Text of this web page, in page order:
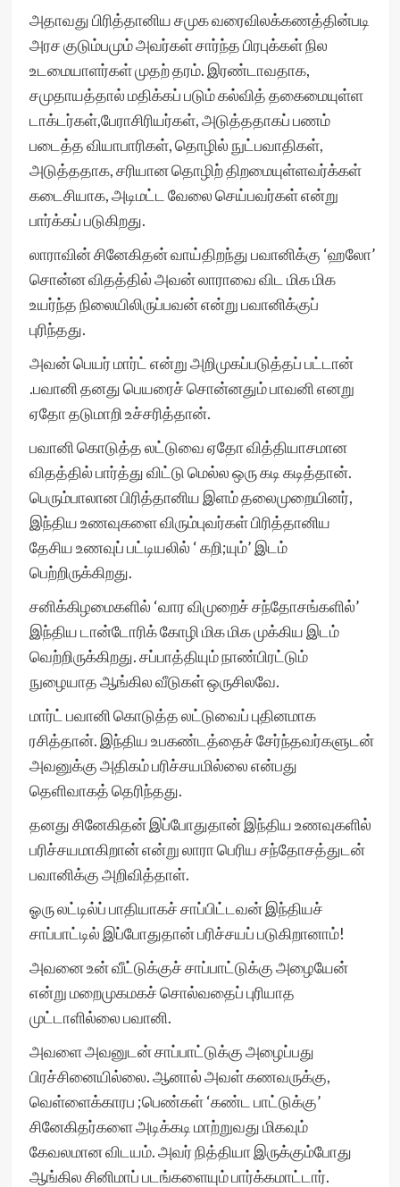
அதாவது பிரித்தானிய சமுக வரைவிலக்கணத்தின்படி
அரச குடும்பமும் அவர்கள் சார்ந்த பிரபுக்கள் நில
உடமையாளர்கள் முதற் தரம். இரண்டாவதாக,
சமுதாயத்தால் மதிக்கப் படும் கல்வித் தகைமையுள்ள
டாக்டர்கள்,பேராசிரியர்கள், அடுத்ததாகப் பணம்
படைத்த வியாபாரிகள், தொழில் நுட்பவாதிகள்,
அடுத்ததாக, சரியான தொழிற் திறமையுள்ளவர்க்கள்
கடைசியாக, அடிமட்ட வேலை செய்பவர்கள் என்று
பார்க்கப் படுகிறது.
லாராவின் சினேகிதன் வாய்திறந்து பவானிக்கு ‘ஹலோ’
சொன்ன விதத்தில் அவன் லாராவை விட மிக மிக
உயர்ந்த நிலையிலிருப்பவன் என்று பவானிக்குப்
புரிந்தது.
அவன் பெயர் மார்ட் என்று அறிமுகப்படுத்தப் பட்டான்
.பவானி தனது பெயரைச் சொன்னதும் பாவனி எனறு
ஏதோ தடுமாறி உச்சரித்தான்.
பவானி கொடுத்த லட்டுவை ஏதோ வித்தியாசமான
விதத்தில் பார்த்து விட்டு மெல்ல ஒரு கடி கடித்தான்.
பெரும்பாலான பிரித்தானிய இளம் தலைமுறையினர்,
இந்திய உணவுகளை விரும்புவர்கள் பிரித்தானிய
தேசிய உணவுப் பட்டியலில் ‘ கறி;யும்’ இடம்
பெற்றிருக்கிறது.
சனிக்கிழமைகளில் ‘வார விமுறைச் சந்தோசங்களில்’
இந்திய டான்டோரிக் கோழி மிக மிக முக்கிய இடம்
வெற்றிருக்கிறது. சப்பாத்தியும் நாண்பிரட்டும்
நுழையாத ஆங்கில வீடுகள் ஒருசிலவே.
மார்ட் பவானி கொடுத்த லட்டுவைப் புதினமாக
ரசித்தான். இந்திய உபகண்டத்தைச் சேர்ந்தவர்களுடன்
அவனுக்கு அதிகம் பரிச்சயமில்லை என்பது
தெளிவாகத் தெரிந்தது.
தனது சினேகிதன் இப்போதுதான் இந்திய உணவுகளில்
பரிச்சயமாகிறான் என்று லாரா பெரிய சந்தோசத்துடன்
பவானிக்கு அறிவித்தாள்.
ஓரு லட்டில்ப் பாதியாகச் சாப்பிட்டவன் இந்தியச்
சாப்பாட்டில் இப்போதுதான் பரிச்சயப் படுகிறானாம்!
அவனை உன் வீட்டுக்குச் சாப்பாட்டுக்கு அழையேன்
என்று மறைமுகமகச் சொல்வதைப் புரியாத
முட்டாளில்லை பவானி.
அவளை அவனுடன் சாப்பாட்டுக்கு அழைப்பது
பிரச்சினையில்லை. ஆனால் அவள் கணவருக்கு,
வெள்ளைக்காரப ;பெண்கள் ‘கண்ட பாட்டுக்கு’
சினேகிதர்களை அடிக்கடி மாற்றுவது மிகவும்
கேவலமான விடயம். அவர் நித்தியா இருக்கும்போது
ஆங்கில சினிமாப் படங்களையும் பார்க்கமாட்டார்.